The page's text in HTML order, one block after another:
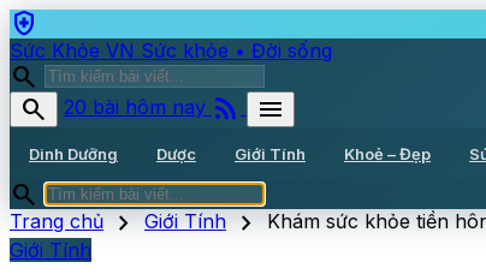
health_and_safety
Sức Khỏe VN Sức khỏe • Đời sống
search
search
20 bài hôm nay rss_feed menu
Dinh Dưỡng Dược Giới Tính Khoẻ – Đẹp
search
Trang chủ chevron_right Giới Tính chevron_right Khám sức khỏe tiền
Giới Tính